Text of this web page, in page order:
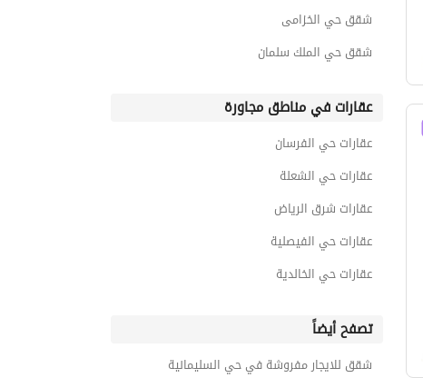
شقق حي الخزامى
شقق حي الملك سلمان
عقارات في مناطق مجاورة
عقارات حي الفرسان
عقارات حي الشعلة
عقارات شرق الرياض
عقارات حي الفيصلية
عقارات حي الخالدية
تصفح أيضاً
شقق للايجار مفروشة في حي السليمانية